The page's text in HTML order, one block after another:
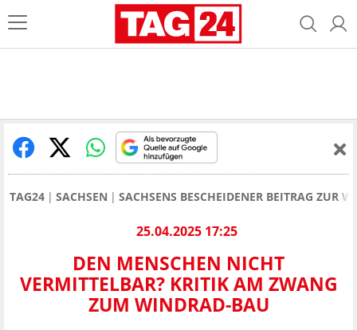
TAG24 SACHSEN SACHSENS BESCHEIDENER BEITRAG ZUR
25.04.2025 17:25
DEN MENSCHEN NICHT
VERMITTELBAR? KRITIK AM ZWANG
ZUM WINDRAD-BAU